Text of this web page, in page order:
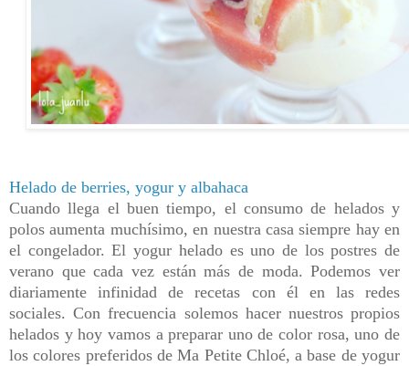
Helado de berries, yogur y albahaca
Cuando llega el buen tiempo, el consumo de helados y
polos aumenta muchísimo, en nuestra casa siempre hay en
el congelador.El yogur helado es uno de los postres de
verano que cada vez están más de moda. Podemos ver
diariamente infinidad de recetas con él en las redes
sociales.Con frecuencia solemos hacer nuestros propios
helados y hoy vamos a preparar uno de color rosa, uno de
los colores preferidos de Ma Petite Chloé,a base de yogur